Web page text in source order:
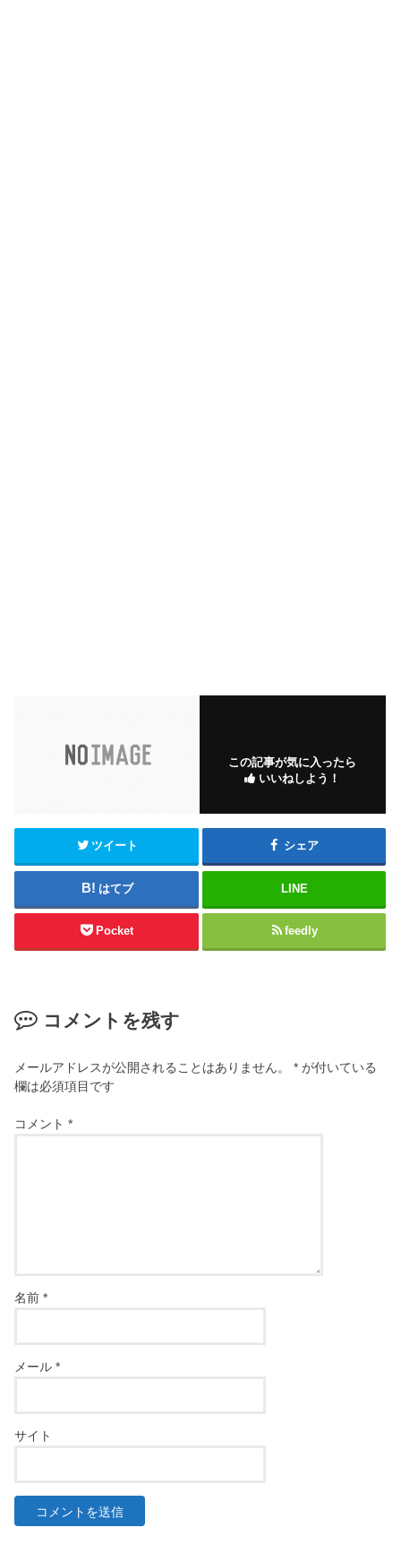
この記事が気に入ったら
いいねしよう！
ツイート シェア
はてブ LINE
Pocket feedly
コメントを残す
メールアドレスが公開されることはありません。 * が付いている
欄は必須項目です
コメント*
名前*
メール*
サイト